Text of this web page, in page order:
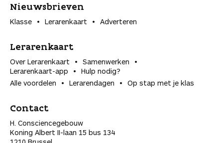
Nieuwsbrieven
Klasse Lerarenkaart Adverteren
Lerarenkaart
Over Lerarenkaart
Samenwerken
Lerarenkaart-app
Hulp nodig?
Alle voordelen
Lerarendagen Op stap met je klas
Contact
H. Consciencegebouw
Koning Albert II-laan 15 bus 134